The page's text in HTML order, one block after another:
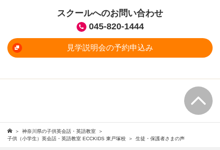
スクールへのお問い合わせ
045-820-1444
見学説明会の予約申込み
神奈川県の子供英会話・英語教室
子供（小学生）英会話・英語教室 ECCKIDS 東戸塚校
生徒・保護者さまの声